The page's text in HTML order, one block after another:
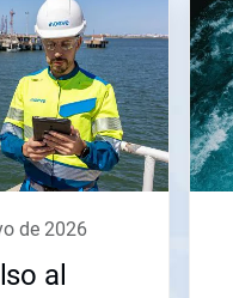
de 2026
al